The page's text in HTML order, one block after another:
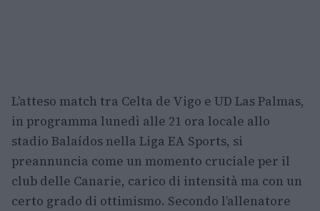
L’atteso match tra Celta de Vigo e UD Las Palmas,
in programma lunedì alle 21 ora locale allo
stadio Balaídos nella Liga EA Sports, si
preannuncia come un momento cruciale per il
club delle Canarie, carico di intensità ma con un
certo grado di ottimismo. Secondo l’allenatore